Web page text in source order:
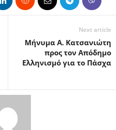
Next article
Μήνυμα Α. Κατσανιώτη
προς τον Απόδημο
Ελληνισμό για το Πάσχα